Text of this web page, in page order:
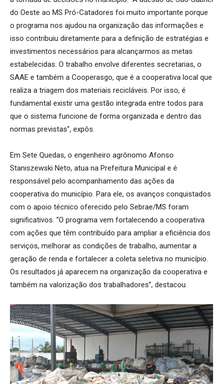
do Oeste ao MS Pró-Catadores foi muito importante porque
o programa nos ajudou na organização das informações e
isso contribuiu diretamente para a definição de estratégias e
investimentos necessários para alcançarmos as metas
estabelecidas. O trabalho envolve diferentes secretarias, o
SAAE e também a Cooperasgo, que é a cooperativa local que
realiza a triagem dos materiais recicláveis. Por isso, é
fundamental existir uma gestão integrada entre todos para
que o sistema funcione de forma organizada e dentro das
normas previstas”, expôs.
Em Sete Quedas, o engenheiro agrônomo Afonso
Staniszewski Neto, atua na Prefeitura Municipal e é
responsável pelo acompanhamento das ações da
cooperativa do município. Para ele, os avanços conquistados
com o apoio técnico oferecido pelo Sebrae/MS foram
significativos. “O programa vem fortalecendo a cooperativa
com ações que têm contribuído para ampliar a eficiência dos
serviços, melhorar as condições de trabalho, aumentar a
geração de renda e fortalecer a coleta seletiva no município.
Os resultados já aparecem na organização da cooperativa e
também na valorização dos trabalhadores”, destacou.